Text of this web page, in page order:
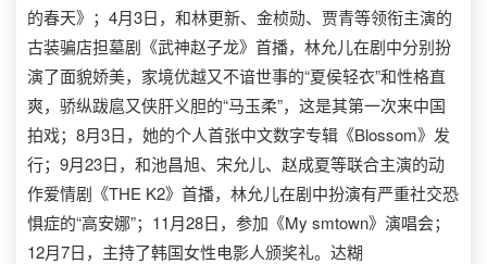
的春天》；4月3日，和林更新、金桢勋、贾青等领衔主演的
古装骗店担墓剧《武神赵子龙》首播，林允儿在剧中分别扮
演了面貌娇美，家境优越又不谙世事的“夏侯轻衣”和性格直
爽，骄纵跋扈又侠肝义胆的“马玉柔”，这是其第一次来中国
拍戏；8月3日，她的个人首张中文数字专辑《Blossom》发
行；9月23日，和池昌旭、宋允儿、赵成夏等联合主演的动
作爱情剧《THE K2》首播，林允儿在剧中扮演有严重社交恐
惧症的“高安娜”；11月28日，参加《My smtown》演唱会；
12月7日，主持了韩国女性电影人颁奖礼。达糊